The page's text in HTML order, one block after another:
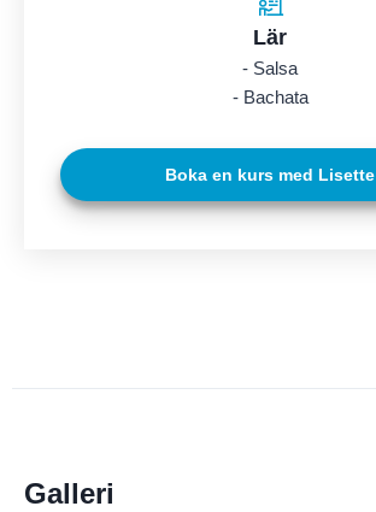
Lär
- Salsa
- Bachata
Boka en kurs med Lisette
Galleri